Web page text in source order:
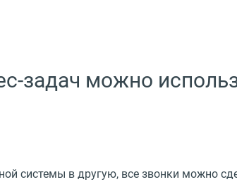
задач можно
системы в другую, все звонки можно